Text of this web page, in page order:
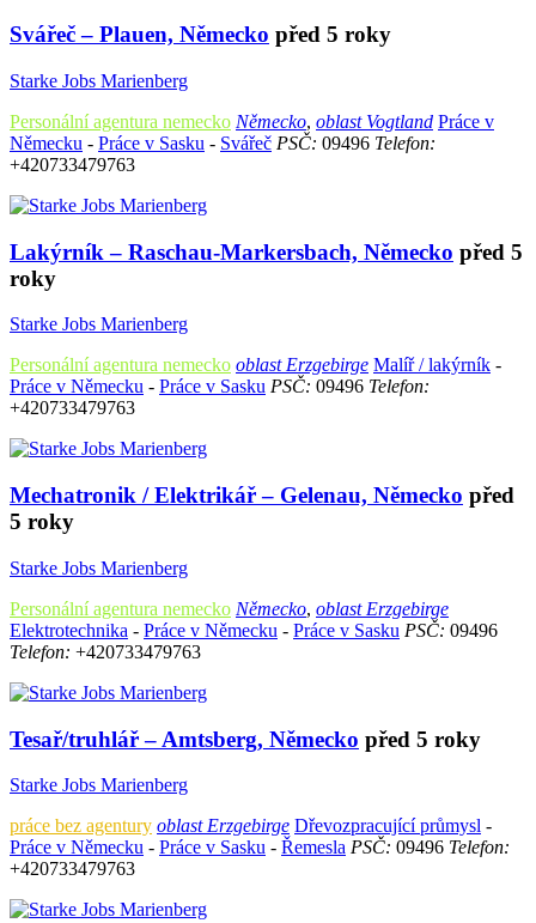
Svářeč – Plauen, Německo před 5 roky
Starke Jobs Marienberg
Personální agentura nemecko Německo, oblast Vogtland Práce v
Německu - Práce v Sasku - Svářeč PSČ: 09496 Telefon:
+420733479763
Lakýrník – Raschau-Markersbach, Německo před 5
roky
Starke Jobs Marienberg
Personální agentura nemecko oblast Erzgebirge Malíř / lakýrník -
Práce v Německu - Práce v Sasku PSČ: 09496 Telefon:
+420733479763
Mechatronik / Elektrikář – Gelenau, Německo před
5 roky
Starke Jobs Marienberg
Personální agentura nemecko Německo, oblast Erzgebirge
Elektrotechnika - Práce v Německu - Práce v Sasku PSČ: 09496
Telefon: +420733479763
Tesař/truhlář – Amtsberg, Německo před 5 roky
Starke Jobs Marienberg
práce bez agentury oblast Erzgebirge Dřevozpracující průmysl -
Práce v Německu - Práce v Sasku - Řemesla PSČ: 09496 Telefon:
+420733479763